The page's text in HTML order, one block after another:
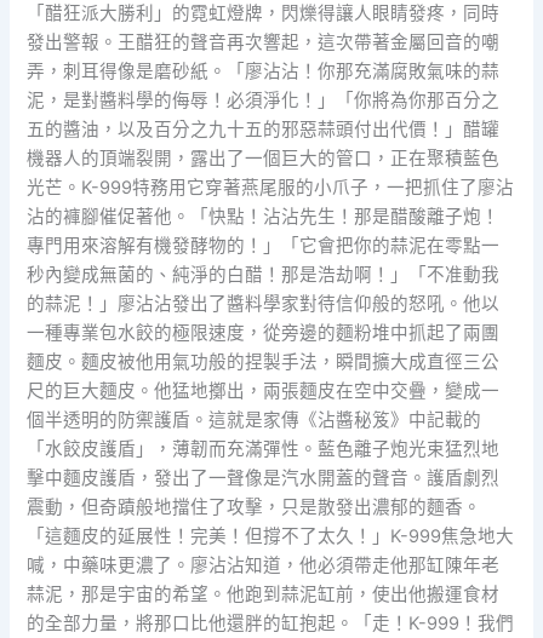
「醋狂派大勝利」的霓虹燈牌，閃爍得讓人眼睛發疼，同時
發出警報。王醋狂的聲音再次響起，這次帶著金屬回音的嘲
弄，刺耳得像是磨砂紙。「廖沾沾！你那充滿腐敗氣味的蒜
泥，是對醬料學的侮辱！必須淨化！」「你將為你那百分之
五的醬油，以及百分之九十五的邪惡蒜頭付出代價！」醋罐
機器人的頂端裂開，露出了一個巨大的管口，正在聚積藍色
光芒。K-999特務用它穿著燕尾服的小爪子，一把抓住了廖沾
沾的褲腳催促著他。「快點！沾沾先生！那是醋酸離子炮！
專門用來溶解有機發酵物的！」「它會把你的蒜泥在零點一
秒內變成無菌的、純淨的白醋！那是浩劫啊！」「不准動我
的蒜泥！」廖沾沾發出了醬料學家對待信仰般的怒吼。他以
一種專業包水餃的極限速度，從旁邊的麵粉堆中抓起了兩團
麵皮。麵皮被他用氣功般的捏製手法，瞬間擴大成直徑三公
尺的巨大麵皮。他猛地擲出，兩張麵皮在空中交疊，變成一
個半透明的防禦護盾。這就是家傳《沾醬秘笈》中記載的
「水餃皮護盾」，薄韌而充滿彈性。藍色離子炮光束猛烈地
擊中麵皮護盾，發出了一聲像是汽水開蓋的聲音。護盾劇烈
震動，但奇蹟般地擋住了攻擊，只是散發出濃郁的麵香。
「這麵皮的延展性！完美！但撐不了太久！」K-999焦急地大
喊，中藥味更濃了。廖沾沾知道，他必須帶走他那缸陳年老
蒜泥，那是宇宙的希望。他跑到蒜泥缸前，使出他搬運食材
的全部力量，將那口比他還胖的缸抱起。「走！K-999！我們